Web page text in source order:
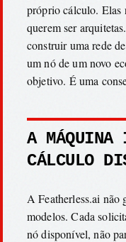
próprio cálculo. Elas
querem ser
construir uma rede
um nó de um novo
objetivo. É uma
A
CÁLCULO
A Featherless.ai não
modelos. Cada
nó disponível, não